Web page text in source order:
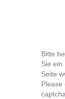
Bitte
Sie ein
Seite
Please